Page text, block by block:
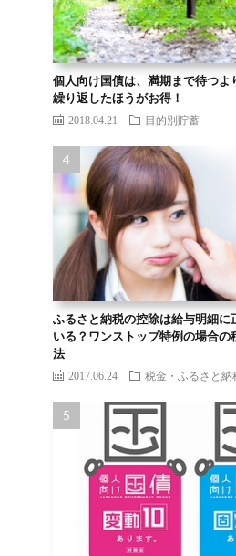
個人向け国債は、満期まで待つよ
繰り返したほうがお得！
2018.04.21 目的別貯蓄
ふるさと納税の控除は給与明細に
いる？ワンストップ特例の場合の
法
2017.06.24 税金・ふるさと納